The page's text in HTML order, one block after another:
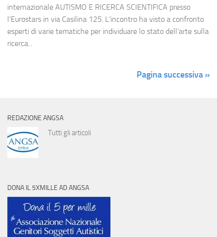
internazionale AUTISMO E RICERCA SCIENTIFICA presso
l’Eurostars in via Casilina 125. L’incontro ha visto a confronto
esperti di varie tematiche per individuare lo stato dell’arte sulla
ricerca...
Pagina successiva »
REDAZIONE ANGSA
Tutti gli articoli
DONA IL 5XMILLE AD ANGSA